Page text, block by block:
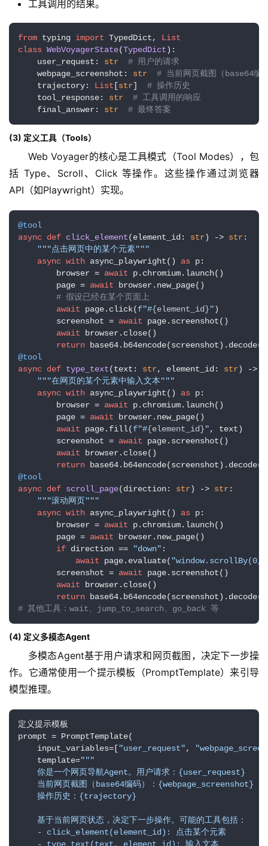
熵
绘
梦
字
形
工具调用的结果。
from typing import TypedDict, List
class WebVoyagerState(TypedDict):
    user_request:
str
# 用户的请求
    webpage_screenshot:
str
# 当前网页截图（base64编
    trajectory:
List [str] # 操作历史
    tool_response:
str
# 工具调用的响应
    final_answer:
str # 最终答案
(3) 定义工具（Tools）
Web Voyager的核心是工具模式（Tool Modes），包
括 Type、Scroll、Click 等操作。这些操作通过浏览器
API（如Playwright）实现。
@tool
async def click_element(element_id: str) -> str:
"""点击网页中的某个元素"""
async with async_playwright() as p:
        browser =
await p.chromium.launch()
        page =
await browser.new_page()
# 假设已经在某个页面上
await page.click(f"#{element_id}")
        screenshot =
await page.screenshot()
await browser.close()
return base64.b64encode(screenshot).decode(
@tool
async def type_text(text: str, element_id: str) ->
"""在网页的某个元素中输入文本"""
async with async_playwright() as p:
        browser =
await p.chromium.launch()
        page =
await browser.new_page()
await page.fill(f"#{element_id}", text)
        screenshot =
await page.screenshot()
await browser.close()
return base64.b64encode(screenshot).decode(
@tool
async def scroll_page(direction: str) -> str:
"""滚动网页"""
async with async_playwright() as p:
        browser =
await p.chromium.launch()
        page =
await browser.new_page()
if direction == "down" :
await page.evaluate( "window.scrollBy(0,
        screenshot =
await page.screenshot()
await browser.close()
return base64.b64encode(screenshot).decode(
# 其他工具：wait、jump_to_search、go_back 等
(4) 定义多模态Agent
多模态Agent基于用户请求和网页截图，决定下一步操
作。它通常使用一个提示模板（PromptTemplate）来引导
模型推理。
定义提示模板
prompt = PromptTemplate(
    input_variables=[
"user_request",
    template=
"""
    你是一个网页导航Agent。用户请求：{user_request}
    当前网页截图（base64编码）：{webpage_screenshot}
    操作历史：{trajectory}
    基于当前网页状态，决定下一步操作。可能的工具包括：
    - click_element(element_id): 点击某个元素